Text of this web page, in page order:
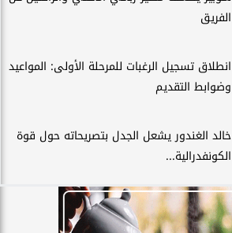
الفريق
انطلاق تسجيل الرغبات للمرحلة الأولى: المواعيد
وضوابط التقديم
خالد الغندور يشعل الجدل بتصريحاته حول قوة
الكونفدرالية...